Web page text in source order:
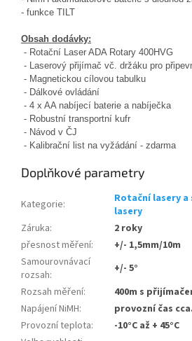
- funkce TILT
Obsah dodávky:
- Rotační Laser ADA Rotary 400HVG
- Laserový přijímač vč. držáku pro
- Magnetickou cílovou tabulku
- Dálkové ovládání
- 4 x AA nabíjecí baterie a nabíječka
- Robustní transportní kufr
- Návod v ČJ
- Kalibrační list na vyžádání - zdarma
Doplňkové parametry
Kategorie:
Rotační lasery
lasery
Záruka:
2 roky
přesnost měření:
+/- 1,5mm/10m
Samourovnávací
rozsah:
+/- 5°
Rozsah měření:
400m s
Napájení NiMH:
provozní čas
Provozní teplota:
-10°C až + 45°C